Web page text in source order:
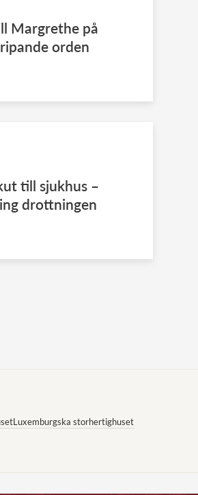
Margrethe på
orden
till sjukhus –
drottningen
Luxemburgska storhertighuset